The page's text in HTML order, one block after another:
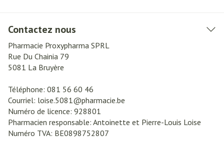
Contactez nous
Pharmacie Proxypharma SPRL
Rue Du Chainia 79
5081 La Bruyère
Téléphone: 081 56 60 46
Courriel: loise.5081@pharmacie.be
Numéro de licence: 928801
Pharmacien responsable: Antoinette et Pierre-Louis Loise
Numéro TVA: BE0898752807